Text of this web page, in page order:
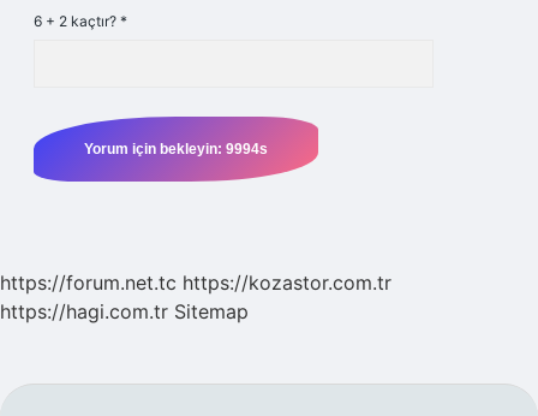
6 + 2 kaçtır? *
https://forum.net.tc https://kozastor.com.tr
https://hagi.com.tr Sitemap